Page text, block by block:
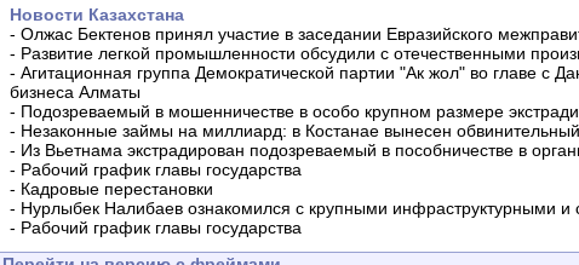
Новости Казахстана
- Олжас Бектенов принял участие в заседании Евразийского
- Развитие легкой промышленности обсудили с отечественными
- Агитационная группа Демократической партии "Ак жол" во главе с
бизнеса Алматы
- Подозреваемый в мошенничестве в особо крупном размере
- Незаконные займы на миллиард: в Костанае вынесен
- Из Вьетнама экстрадирован подозреваемый в пособничестве в
- Рабочий график главы государства
- Кадровые перестановки
- Нурлыбек Налибаев ознакомился с крупными инфраструктурными и
- Рабочий график главы государства